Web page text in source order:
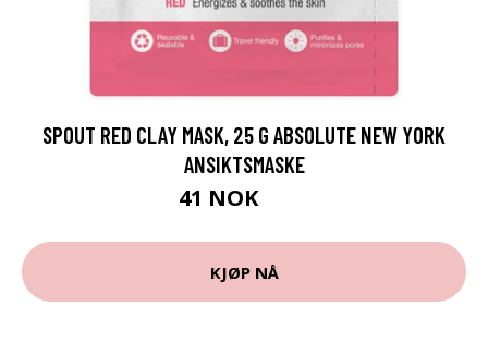
SPOUT RED CLAY MASK, 25 G ABSOLUTE NEW YORK
ANSIKTSMASKE
41 NOK
KJØP NÅ